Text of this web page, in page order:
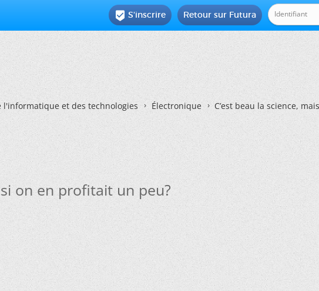
Retour sur Futura
 S'inscrire
l'informatique et des technologies Électronique C’est beau la science,
on en profitait un peu?